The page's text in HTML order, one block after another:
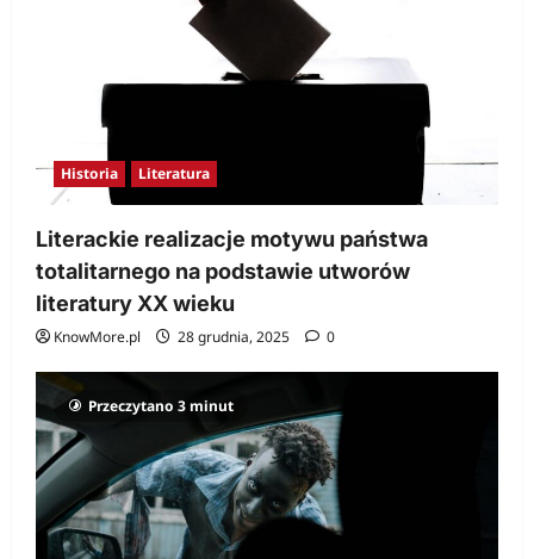
Historia Literatura
Literackie realizacje motywu państwa
totalitarnego na podstawie utworów
literatury XX wieku
KnowMore.pl 28 grudnia, 2025 0
Przeczytano 3 minut